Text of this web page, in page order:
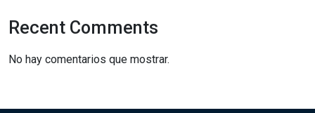
Recent Comments
No hay comentarios que mostrar.